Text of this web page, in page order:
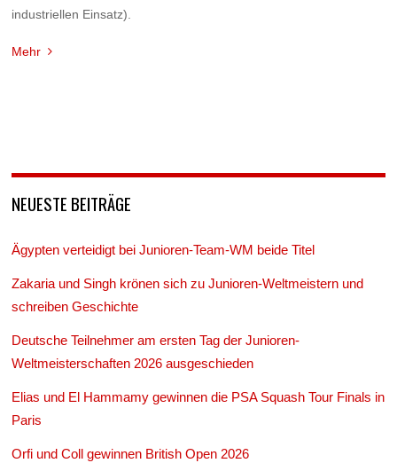
industriellen Einsatz).
Mehr
NEUESTE BEITRÄGE
Ägypten verteidigt bei Junioren-Team-WM beide Titel
Zakaria und Singh krönen sich zu Junioren-Weltmeistern und
schreiben Geschichte
Deutsche Teilnehmer am ersten Tag der Junioren-
Weltmeisterschaften 2026 ausgeschieden
Elias und El Hammamy gewinnen die PSA Squash Tour Finals in
Paris
Orfi und Coll gewinnen British Open 2026